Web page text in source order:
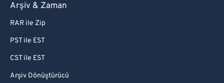
Arşiv & Zaman
RAR ile Zip
PST ile EST
CST ile EST
Arşiv Dönüştürücü